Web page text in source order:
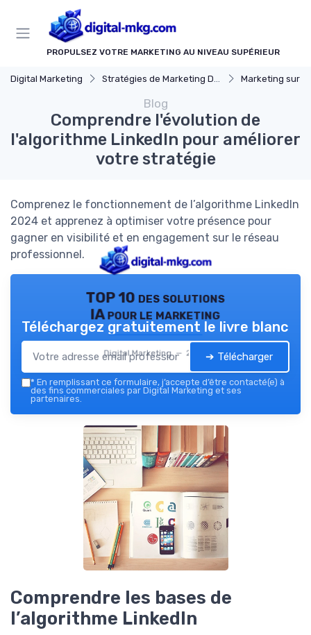
PROPULSEZ VOTRE MARKETING AU NIVEAU SUPÉRIEUR
Digital Marketing Stratégies de Marketing Digital Marketing sur les
Blog
Comprendre l'évolution de
l'algorithme LinkedIn pour améliorer
votre stratégie
Comprenez le fonctionnement de l’algorithme LinkedIn
2024 et apprenez à optimiser votre présence pour
gagner en visibilité et en engagement sur le réseau
professionnel.
TOP 10 des solutions
IA pour le marketing
Digital Marketing — 2026
Téléchargez gratuitement le livre blanc
➔ Télécharger
* En remplissant ce formulaire, j’accepte d’être contacté(e) à
des fins commerciales par Digital Marketing et ses
partenaires.
Comprendre les bases de
l’algorithme LinkedIn
Panneau de gestion des cookies